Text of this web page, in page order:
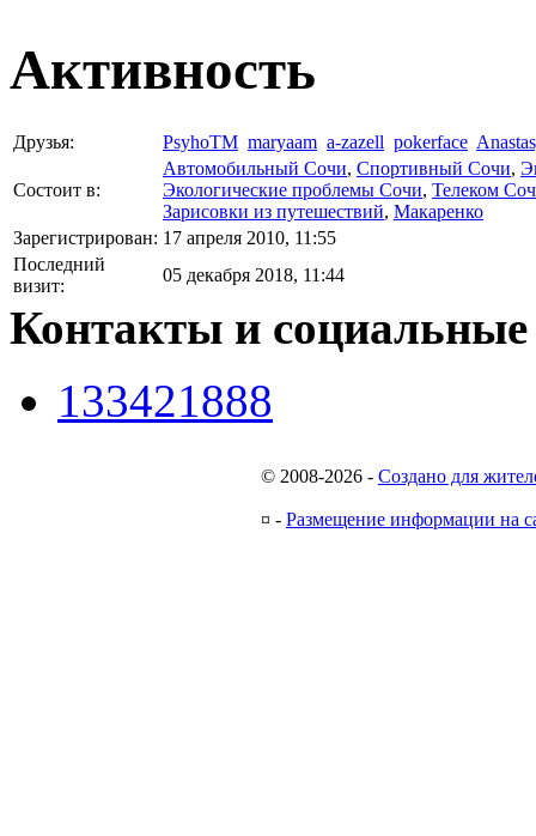
Активность
Друзья: PsyhoTM maryaam a-zazell pokerface
Состоит в:
Автомобильный Сочи, Спортивный Сочи,
Экологические проблемы Сочи, Телеком
Зарисовки из путешествий, Макаренко
Зарегистрирован: 17 апреля 2010, 11:55
Последний
визит:
05 декабря 2018, 11:44
Контакты и социальные
133421888
© 2008-2026 - Создано для
¤ - Размещение информации на